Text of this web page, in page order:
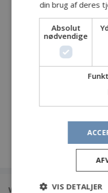
Lokalitet: Broens odde
Tidspunkt: Kl. 8
Vægt: 4,8 kg
Længde: 72 cm
Endegrej: Snaps,
Egne kommentarer:
Westwind, alte Welle,
www.din-fangst.dk
din brug af deres
Absolut
nødvendige
VIS DETALJER